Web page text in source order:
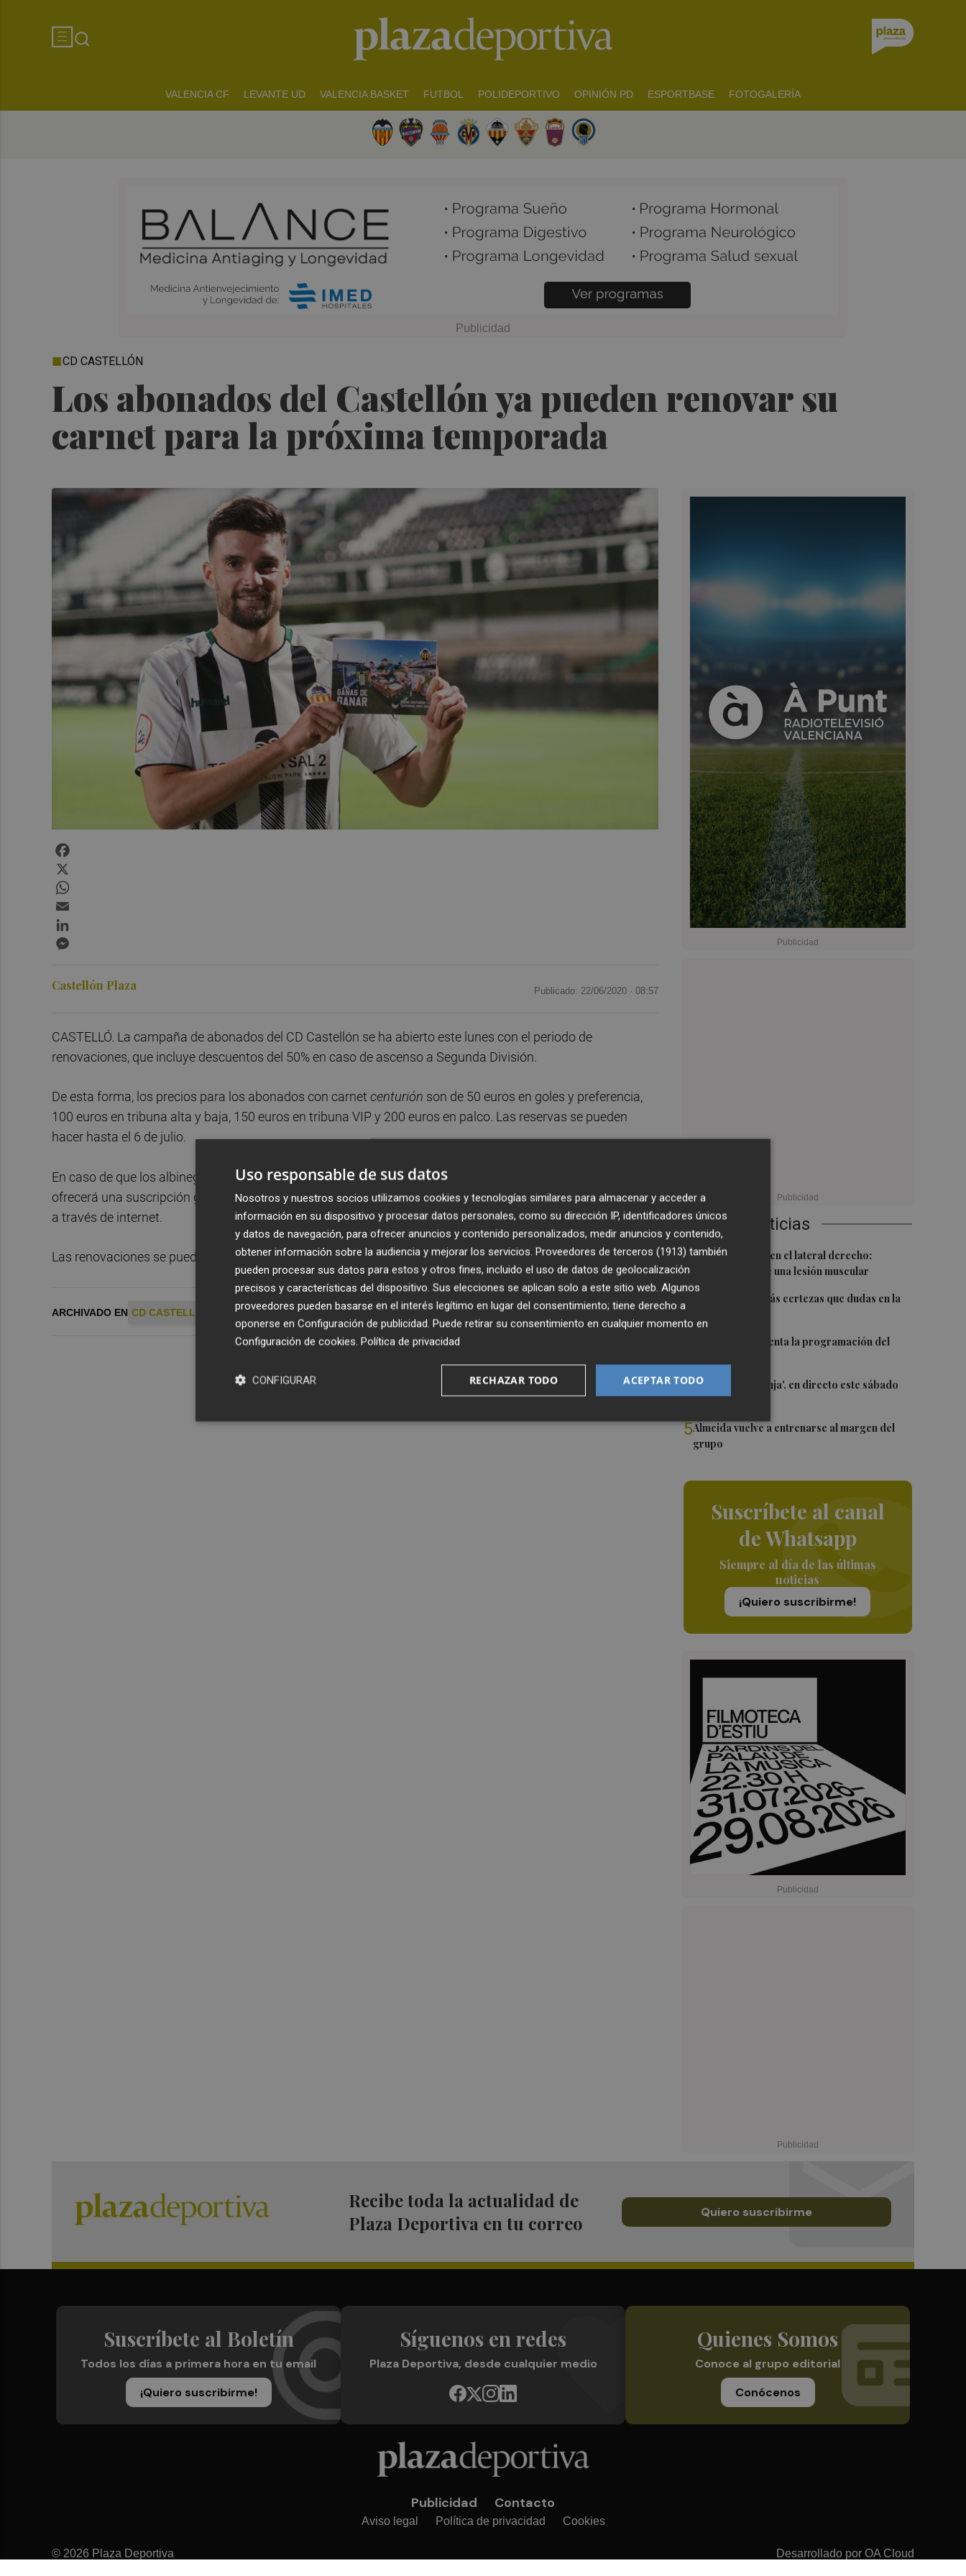
VALENCIA CF LEVANTE UD VALENCIA BASKET FUTBOL POLIDEPORTIVO OPINIÓN PD ESPORTBASE FOTOGALERÍA
Los abonados del Castellón ya pueden renovar su
carnet para la próxima temporada
CD CASTELLÓN
Últimas Noticias
1Más problemas en el lateral derecho:
Monferrer sufre una lesión muscular
2
Awa Fam deja más certezas que dudas en la
El Valencia presenta la programación del
4El 'Trofeu Taronja', en directo este sábado
por À Punt
5Almeida vuelve a entrenarse al margen del
grupo
Suscríbete al canal
de Whatsapp
Siempre al día de las últimas
noticias
¡Quiero suscribirme!
Castellón Plaza Publicado: 22/06/2020 · 08:57
CASTELLÓ. La campaña de abonados del CD Castellón se ha abierto este lunes con el periodo de
renovaciones, que incluye descuentos del 50% en caso de ascenso a Segunda División.
De esta forma, los precios para los abonados con carnet centurión son de 50 euros en goles y preferencia,
100 euros en tribuna alta y baja, 150 euros en tribuna VIP y 200 euros en palco. Las reservas se pueden
hacer hasta el 6 de julio.
En caso de que los albinegros no logren el ascenso, se abonará el 50% restante en agosto, aunque el club
ofrecerá una suscripción gratuita a la plataforma Footters, que retransmite los partidos locales del Castellón
a través de internet.
Las renovaciones se pueden realizar en la página web del club.
ARCHIVADO EN CD CASTELLON
Recibe toda la actualidad de
Plaza Deportiva en tu correo
Quiero suscribirme
Suscríbete al Boletín
Todos los días a primera hora en tu email
¡Quiero suscribirme!
Síguenos en redes
Plaza Deportiva, desde cualquier medio
Quienes Somos
Conoce al grupo editorial
Conócenos
Publicidad Contacto
Aviso legal Política de privacidad Cookies
© 2026 Plaza Deportiva Desarrollado por OA Cloud
Uso responsable de sus datos
Nosotros y nuestros socios utilizamos cookies y tecnologías similares para almacenar y acceder a
información en su dispositivo y procesar datos personales, como su dirección IP, identificadores únicos
y datos de navegación, para ofrecer anuncios y contenido personalizados, medir anuncios y contenido,
obtener información sobre la audiencia y mejorar los servicios. Proveedores de terceros (1913) también
pueden procesar sus datos para estos y otros fines, incluido el uso de datos de geolocalización
precisos y características del dispositivo. Sus elecciones se aplican solo a este sitio web. Algunos
proveedores pueden basarse en el interés legítimo en lugar del consentimiento; tiene derecho a
oponerse en Configuración de publicidad. Puede retirar su consentimiento en cualquier momento en
Configuración de cookies. Política de privacidad
ACEPTAR TODO
RECHAZAR TODO
CONFIGURAR